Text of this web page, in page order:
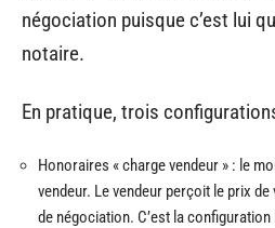
négociation puisque c’est lui
notaire.
En pratique, trois
Honoraires « charge vendeur » : le
vendeur. Le vendeur perçoit le prix
de négociation. C’est la